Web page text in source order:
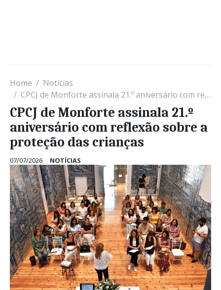
Home
Notícias
CPCJ de Monforte assinala 21.º aniversário com reflexão sobre a proteção das crianças
CPCJ de Monforte assinala 21.º
aniversário com reflexão sobre a
proteção das crianças
07/07/2026 NOTÍCIAS